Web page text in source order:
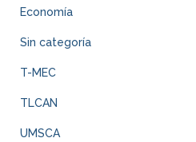
Economía
Sin categoría
T-MEC
TLCAN
UMSCA